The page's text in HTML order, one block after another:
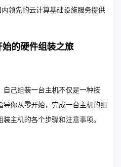
领先的云计算基础设施服务提供
的硬件组装之旅
己组装一台主机不仅是一种技
你从零开始，完成一台主机的组
主机的各个步骤和注意事项。